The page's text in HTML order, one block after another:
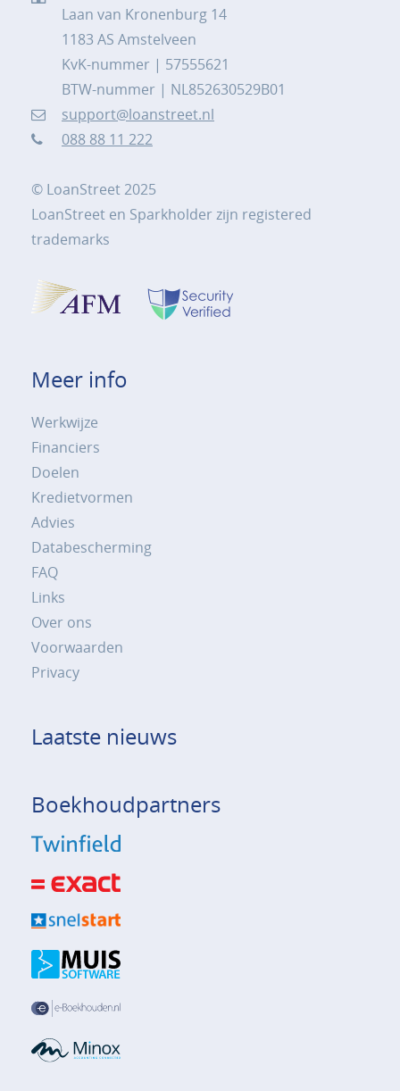
Laan van Kronenburg 14
1183 AS Amstelveen
KvK-nummer | 57555621
BTW-nummer | NL852630529B01
support@loanstreet.nl
088 88 11 222
© LoanStreet 2025
LoanStreet en Sparkholder zijn registered
trademarks
Meer info
Werkwijze
Financiers
Doelen
Kredietvormen
Advies
Databescherming
FAQ
Links
Over ons
Voorwaarden
Privacy
Laatste nieuws
Boekhoudpartners